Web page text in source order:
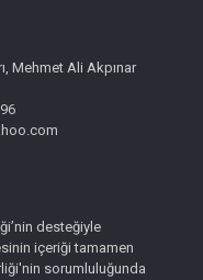
Mehmet Ali Akpınar
desteğiyle
içeriği tamamen
sorumluluğunda